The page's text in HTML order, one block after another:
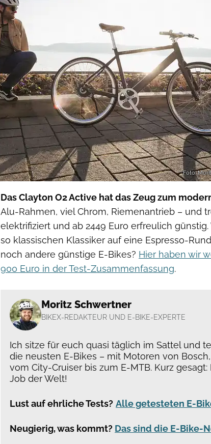
Foto:
Das Clayton O2 Active hat das Zeug zum
Alu-Rahmen, viel Chrom, Riemenantrieb – und
elektrifiziert und ab 2449 Euro erfreulich
so klassischen Klassiker auf eine Espresso-
noch andere günstige E-Bikes? Hier haben wir
900 Euro in der Test-Zusammenfassung.
Moritz Schwertner
BIKEX-REDAKTEUR UND E-BIKE-EXPERTE
Ich sitze für euch quasi täglich im Sattel und
die neusten E-Bikes – mit Motoren von Bosch,
vom City-Cruiser bis zum E-MTB. Kurz gesagt:
Job der Welt!
Lust auf ehrliche Tests? Alle getesteten E-
Neugierig, was kommt? Das sind die E-Bike-